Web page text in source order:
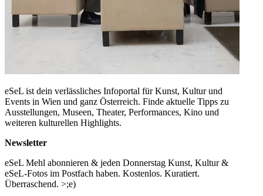
eSeL ist dein verlässliches Infoportal für Kunst, Kultur und
Events in Wien und ganz Österreich. Finde aktuelle Tipps zu
Ausstellungen, Museen, Theater, Performances, Kino und
weiteren kulturellen Highlights.
Newsletter
eSeL Mehl abonnieren & jeden Donnerstag Kunst, Kultur &
eSeL-Fotos im Postfach haben. Kostenlos. Kuratiert.
Überraschend. >;e)